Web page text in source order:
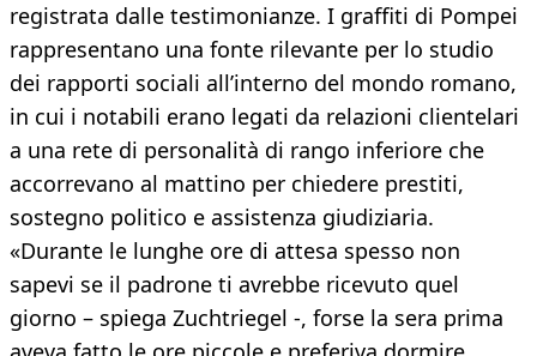
registrata dalle testimonianze. I graffiti di Pompei
rappresentano una fonte rilevante per lo studio
dei rapporti sociali all’interno del mondo romano,
in cui i notabili erano legati da relazioni clientelari
a una rete di personalità di rango inferiore che
accorrevano al mattino per chiedere prestiti,
sostegno politico e assistenza giudiziaria.
«Durante le lunghe ore di attesa spesso non
sapevi se il padrone ti avrebbe ricevuto quel
giorno – spiega Zuchtriegel -, forse la sera prima